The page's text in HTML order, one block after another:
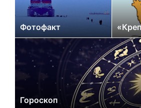
Фотофакт
Гороскоп